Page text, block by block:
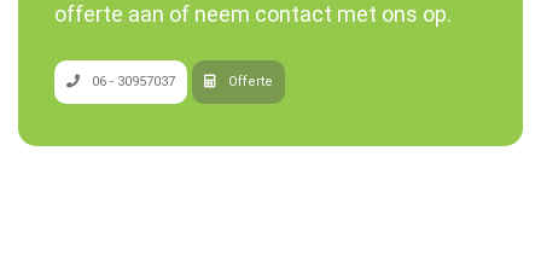
offerte aan of neem contact met ons op.
06 - 30957037 Offerte